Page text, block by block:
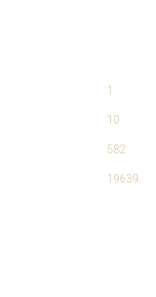
1
10
582
19639